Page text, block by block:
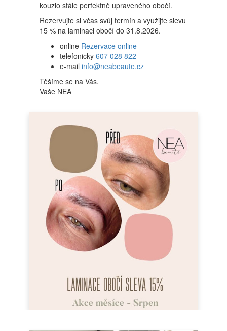
kouzlo stále perfektně upraveného obočí.
Rezervujte si včas svůj termín a využijte slevu
15 % na laminaci obočí do 31.8.2026.
online Rezervace online
telefonicky 607 028 822
e-mail info@neabeaute.cz
Těšíme se na Vás.
Vaše NEA